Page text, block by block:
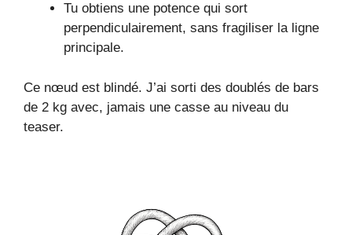
Tu obtiens une potence qui sort
perpendiculairement, sans fragiliser la ligne
principale.
Ce nœud est blindé. J’ai sorti des doublés de bars
de 2 kg avec, jamais une casse au niveau du
teaser.